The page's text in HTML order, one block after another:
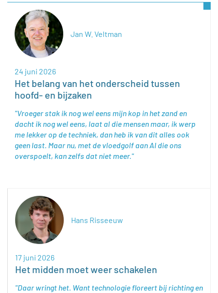
Jan W. Veltman
24 juni 2026
Het belang van het onderscheid tussen
hoofd- en bijzaken
Vroeger stak ik nog wel eens mijn kop in het zand en
dacht ik nog wel eens, laat al die mensen maar, ik werp
me lekker op de techniek, dan heb ik van dit alles ook
geen last. Maar nu, met de vloedgolf aan AI die ons
overspoelt, kan zelfs dat niet meer.
Hans Risseeuw
17 juni 2026
Het midden moet weer schakelen
Daar wringt het. Want technologie floreert bij richting en